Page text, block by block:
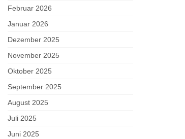
Februar 2026
Januar 2026
Dezember 2025
November 2025
Oktober 2025
September 2025
August 2025
Juli 2025
Juni 2025